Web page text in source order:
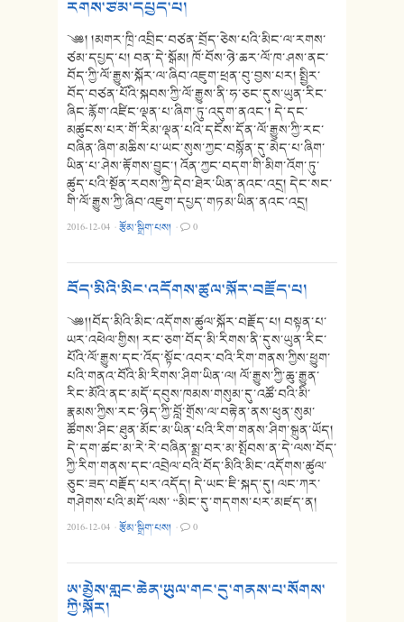
རགས་ཙམ་དཔྱད་པ།
༄༅། །མགར་ཁྲི་འབྲིང་བཙན་བྲོད་ཅེས་པའི་མིང་ལ་རགས་
ཙམ་དཔྱད་པ། བན་དེ་སྒོམ། ཁོ་བོས་ཉེ་ཆར་ལོ་ཁ་ཤས་ནང་
བོད་ཀྱི་ལོ་རྒྱུས་སྐོར་ལ་ཞིབ་འཇུག་ཕྲན་བུ་བྱས་པར། སྤྱིར་
བོད་བཙན་པོའི་སྐབས་ཀྱི་ལོ་རྒྱུས་ནི་ཧ་ཅང་དུས་ཡུན་རིང་
ཞིང་རྙོག་འཛིང་ལྡན་པ་ཞིག་ཏུ་འདུག་ནའང་། དེ་དང་
མཚུངས་པར་གོ་རིམ་ལྡན་པའི་དངོས་དོན་ལོ་རྒྱུས་ཀྱི་རང་
བཞིན་ཞིག་མཆིས་པ་ཡང་སུས་ཀྱང་བསྙོན་དུ་མེད་པ་ཞིག་
ཡིན་པ་ཤེས་རྟོགས་བྱུང་། འོན་ཀྱང་བདག་གི་མིག་འོག་ཏུ་
ཚུད་པའི་སྔོན་རབས་ཀྱི་དེབ་ཐེར་ཡིན་ནའང་འདྲ། དེང་སང་
གི་ལོ་རྒྱུས་ཀྱི་ཞིབ་འཇུག་དཔྱད་གཏམ་ཡིན་ནའང་འདྲ།
2016-12-04 ·རྩོམ་སྒྲིག་པས། · 0
བོད་མིའི་མིང་འདོགས་ཚུལ་སྐོར་བརྗོད་པ།
༄༅།།བོད་མིའི་མིང་འདོགས་ཚུལ་སྐོར་བརྗོད་པ། བསྟན་པ་
ཡར་འཕེལ་གྱིས། རང་ཅག་བོད་མི་རིགས་ནི་དུས་ཡུན་རིང་
པོའི་ལོ་རྒྱུས་དང་འོད་སྟོང་འབར་བའི་རིག་གནས་ཀྱིས་ཕྱུག་
པའི་གནའ་བོའི་མི་རིགས་ཤིག་ཡིན་ལ། ལོ་རྒྱུས་ཀྱི་ཆུ་རྒྱུན་
རིང་མོའི་ནང་མདོ་དབུས་ཁམས་གསུམ་དུ་འཚོ་བའི་མི་
རྣམས་ཀྱིས་རང་ཉིད་ཀྱི་བློ་གྲོས་ལ་བརྟེན་ནས་ཕུན་སུམ་
ཚོགས་ཤིང་ཐུན་མོང་མ་ཡིན་པའི་རིག་གནས་ཤིག་སྐྲུན་ཡོད།
དེ་དག་ཚང་མ་རེ་རེ་བཞིན་སྨྲ་བར་མ་སྤོབས་ན་དེ་ལས་བོད་
ཀྱི་རིག་གནས་དང་འབྲེལ་བའི་བོད་མིའི་མིང་འདོགས་ཚུལ་
ཅུང་ཟད་བརྗོད་པར་འདོད། དེ་ཡང་ཇི་སྐད་དུ། ལང་ཀར་
གཤེགས་པའི་མདོ་ལས་ “མིང་དུ་གདགས་པར་མཛད་ན།
2016-12-04 ·རྩོམ་སྒྲིག་པས། · 0
ཨ་མྱེས་གླང་ཆེན་ཡུལ་གང་དུ་གནས་པ་སོགས་
ཀྱི་སྐོར།